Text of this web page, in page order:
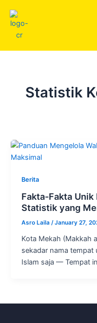
content
Statistik
Berita
Fakta-Fakta Unik
Statistik yang
Asro Laila/January 27,
Kota Mekah (Makkah
sekadar nama tempat
Islam saja — Tempat